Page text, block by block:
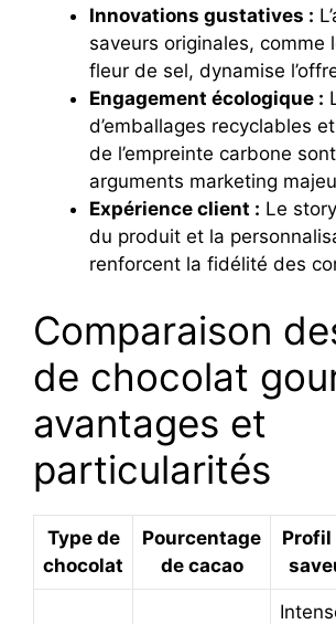
Innovations gustatives :
saveurs originales, comme
fleur de sel, dynamise
Engagement écologique :
d’emballages recyclables
de l’empreinte carbone
arguments marketing
Expérience client : Le
du produit et la
renforcent la fidélité des
Comparaison
de chocolat
avantages et
particularités
Type de
chocolat
Pourcentage
de cacao
Profil